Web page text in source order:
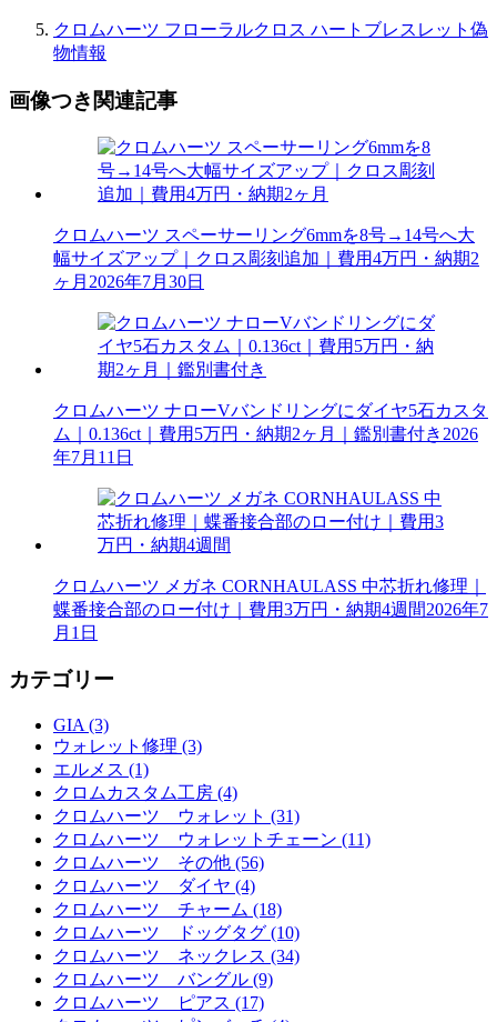
クロムハーツ フローラルクロス ハートブレスレット偽
物情報
画像つき関連記事
クロムハーツ スペーサーリング6mmを8号→14号へ大
幅サイズアップ｜クロス彫刻追加｜費用4万円・納期2
ヶ月 2026年7月30日
クロムハーツ ナローVバンドリングにダイヤ5石カスタ
ム｜0.136ct｜費用5万円・納期2ヶ月｜鑑別書付き 2026
年7月11日
クロムハーツ メガネ CORNHAULASS 中芯折れ修理｜
蝶番接合部のロー付け｜費用3万円・納期4週間2026年7
月1日
カテゴリー
GIA (3)
ウォレット修理 (3)
エルメス (1)
クロムカスタム工房 (4)
クロムハーツ ウォレット (31)
クロムハーツ ウォレットチェーン (11)
クロムハーツ その他 (56)
クロムハーツ ダイヤ (4)
クロムハーツ チャーム (18)
クロムハーツ ドッグタグ (10)
クロムハーツ ネックレス (34)
クロムハーツ バングル (9)
クロムハーツ ピアス (17)